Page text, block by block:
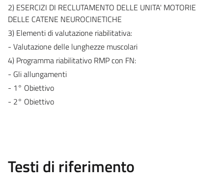
2) ESERCIZI DI RECLUTAMENTO DELLE UNITA' MOTORIE
DELLE CATENE NEUROCINETICHE
3) Elementi di valutazione riabilitativa:
- Valutazione delle lunghezze muscolari
4) Programma riabilitativo RMP con FN:
- Gli allungamenti
- 1° Obiettivo
- 2° Obiettivo
Testi di riferimento